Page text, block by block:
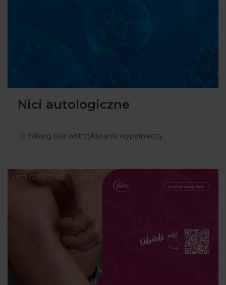
Nici autologiczne
To zabieg bez wstrzykiwania wypełniaczy
MEDICAL BEAUTY